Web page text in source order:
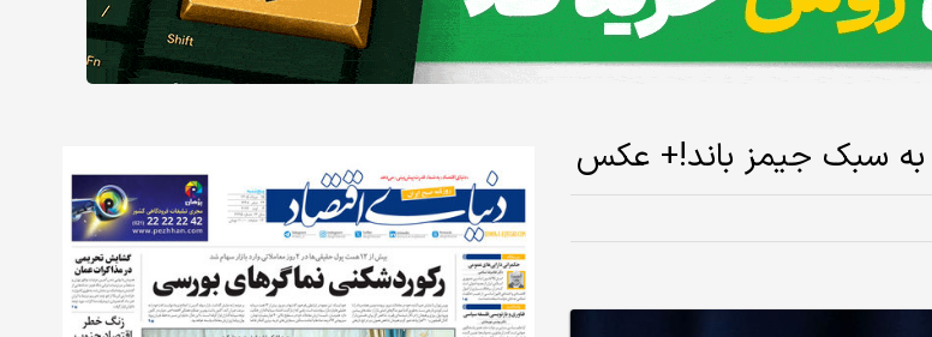
به سبک جیمز باند!+ عکس